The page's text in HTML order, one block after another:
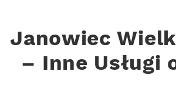
Janowiec
– Inne Usługi